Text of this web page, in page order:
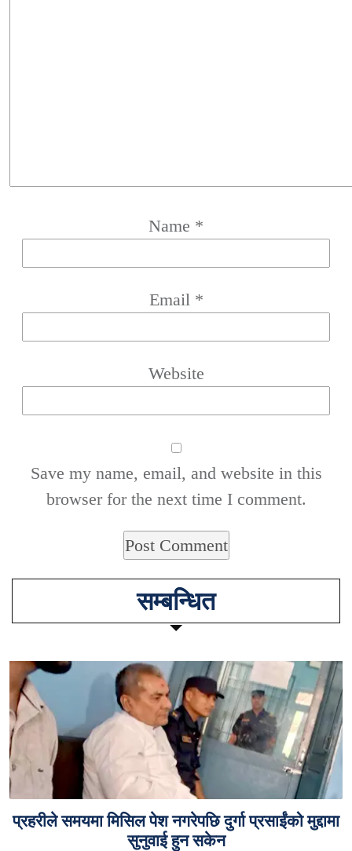
Name *
Email *
Website
Save my name, email, and website in this
browser for the next time I comment.
सम्बन्धित
प्रहरीले समयमा मिसिल पेश नगरेपछि दुर्गा प्रसाईंको मुद्दामा
सुनुवाई हुन सकेन